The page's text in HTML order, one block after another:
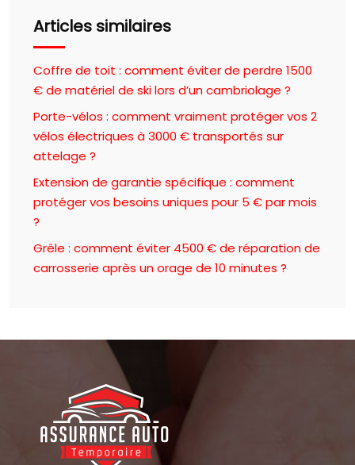
Articles similaires
Coffre de toit : comment éviter de perdre 1500
€ de matériel de ski lors d’un cambriolage ?
Porte-vélos : comment vraiment protéger vos 2
vélos électriques à 3000 € transportés sur
attelage ?
Extension de garantie spécifique : comment
protéger vos besoins uniques pour 5 € par mois
?
Grêle : comment éviter 4500 € de réparation de
carrosserie après un orage de 10 minutes ?